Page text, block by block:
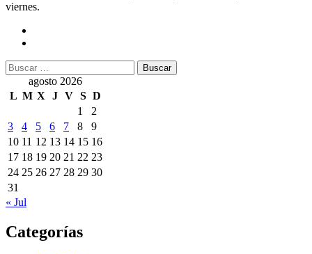
viernes.
Buscar:
agosto 2026
L M X J V S D
1
2
3
4 5 6 7 8
9
10 11 12 13 14 15 16
17 18 19 20 21 22 23
24 25 26 27 28 29 30
31
« Jul
Categorías